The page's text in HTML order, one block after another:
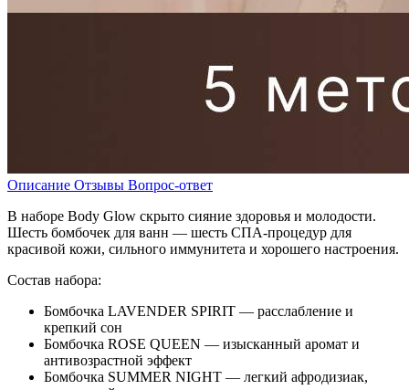
Описание Отзывы Вопрос-ответ
В наборе Body Glow скрыто сияние здоровья и молодости.
Шесть бомбочек для ванн — шесть СПА-процедур для
красивой кожи, сильного иммунитета и хорошего настроения.
Состав набора:
Бомбочка LAVENDER SPIRIT — расслабление и
крепкий сон
Бомбочка ROSE QUEEN — изысканный аромат и
антивозрастной эффект
Бомбочка SUMMER NIGHT — легкий афродизиак,